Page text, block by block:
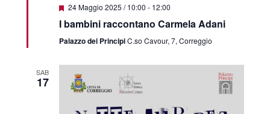
Segnalati
24 Maggio 2025 / 10:00 - 12:00
I bambini raccontano Carmela Adani
Palazzo dei PrincipiC.so Cavour, 7, Correggio
SAB
17